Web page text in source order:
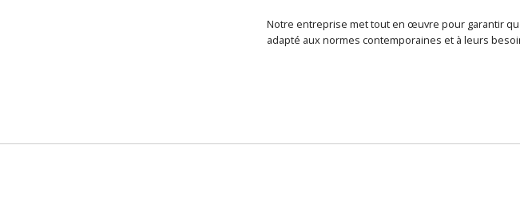
Notre entreprise met tout en œuvre pour garantir
adapté aux normes contemporaines et à leurs